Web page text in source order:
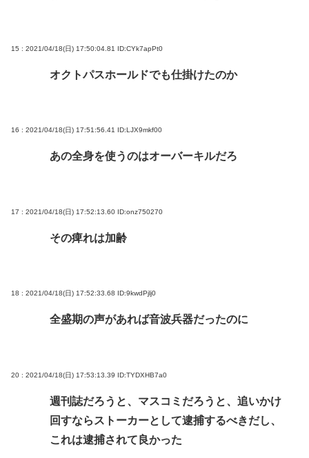
15 : 2021/04/18(日) 17:50:04.81 ID:CYk7apPt0
オクトパスホールドでも仕掛けたのか
16 : 2021/04/18(日) 17:51:56.41 ID:LJX9mkf00
あの全身を使うのはオーバーキルだろ
17 : 2021/04/18(日) 17:52:13.60 ID:onz750270
その痺れは加齢
18 : 2021/04/18(日) 17:52:33.68 ID:9kwdPjlj0
全盛期の声があれば音波兵器だったのに
20 : 2021/04/18(日) 17:53:13.39 ID:TYDXHB7a0
週刊誌だろうと、マスコミだろうと、追いかけ
回すならストーカーとして逮捕するべきだし、
これは逮捕されて良かった